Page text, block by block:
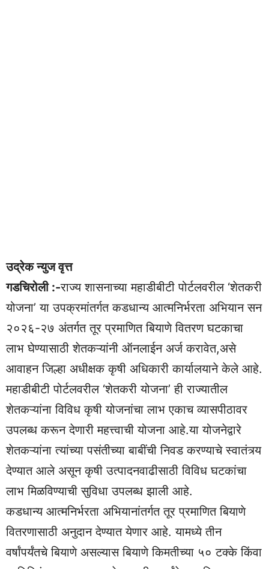
उद्रेक न्युज वृत्त
गडचिरोली :-राज्य शासनाच्या महाडीबीटी पोर्टलवरील ‘शेतकरी
योजना’ या उपक्रमांतर्गत कडधान्य आत्मनिर्भरता अभियान सन
२०२६-२७ अंतर्गत तूर प्रमाणित बियाणे वितरण घटकाचा
लाभ घेण्यासाठी शेतकऱ्यांनी ऑनलाईन अर्ज करावेत,असे
आवाहन जिल्हा अधीक्षक कृषी अधिकारी कार्यालयाने केले आहे.
महाडीबीटी पोर्टलवरील ‘शेतकरी योजना’ ही राज्यातील
शेतकऱ्यांना विविध कृषी योजनांचा लाभ एकाच व्यासपीठावर
उपलब्ध करून देणारी महत्त्वाची योजना आहे.या योजनेद्वारे
शेतकऱ्यांना त्यांच्या पसंतीच्या बाबींची निवड करण्याचे स्वातंत्र्य
देण्यात आले असून कृषी उत्पादनवाढीसाठी विविध घटकांचा
लाभ मिळविण्याची सुविधा उपलब्ध झाली आहे.
कडधान्य आत्मनिर्भरता अभियानांतर्गत तूर प्रमाणित बियाणे
वितरणासाठी अनुदान देण्यात येणार आहे. यामध्ये तीन
वर्षांपर्यंतचे बियाणे असल्यास बियाणे किमतीच्या ५० टक्के किंवा